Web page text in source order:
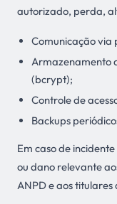
autorizado, perda,
Comunicação via
Armazenamento
(bcrypt);
Controle de
Backups
Em caso de
ou dano relevante
ANPD e aos